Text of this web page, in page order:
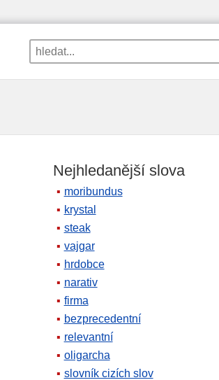
Nejhledanější slova
moribundus
krystal
steak
vajgar
hrdobce
narativ
firma
bezprecedentní
relevantní
oligarcha
slovník cizích slov